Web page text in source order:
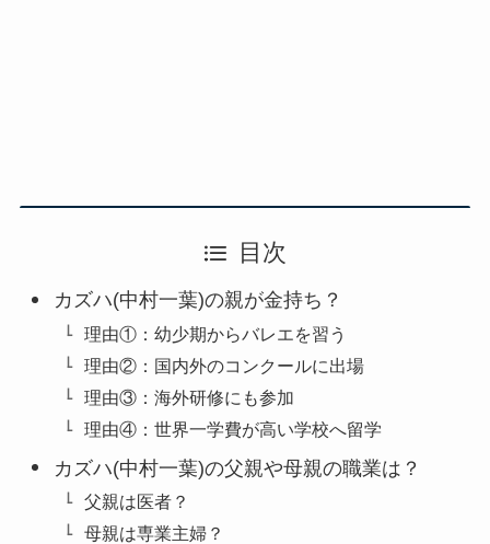
目次
カズハ(中村一葉)の親が金持ち？
理由①：幼少期からバレエを習う
理由②：国内外のコンクールに出場
理由③：海外研修にも参加
理由④：世界一学費が高い学校へ留学
カズハ(中村一葉)の父親や母親の職業は？
父親は医者？
母親は専業主婦？